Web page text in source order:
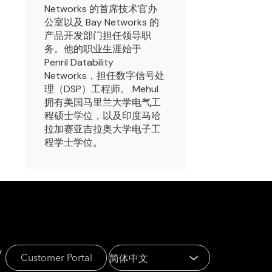
Networks 的首席技术官办
公室以及 Bay Networks 的
产品开发部门担任领导职
务。他的职业生涯始于
Penril Datability
Networks，担任数字信号处
理（DSP）工程师。 Mehul
拥有美国马里兰大学电气工
程硕士学位，以及印度马哈
拉加赛亚吉拉奥大学电子工
程学士学位。
Customer Portal